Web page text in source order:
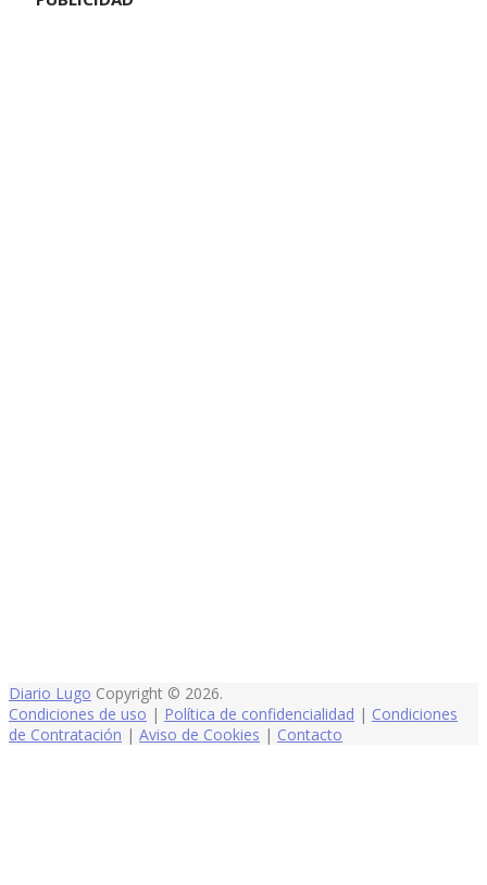
Diario Lugo Copyright © 2026.
Condiciones de uso | Política de confidencialidad | Condiciones
de Contratación | Aviso de Cookies | Contacto